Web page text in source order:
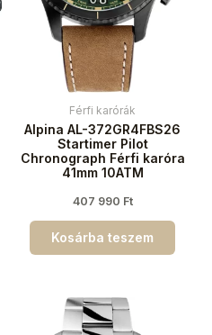
Férfi karórák
Alpina AL-372GR4FBS26
Startimer Pilot
Chronograph Férfi karóra
41mm 10ATM
407 990 Ft
Kosárba teszem